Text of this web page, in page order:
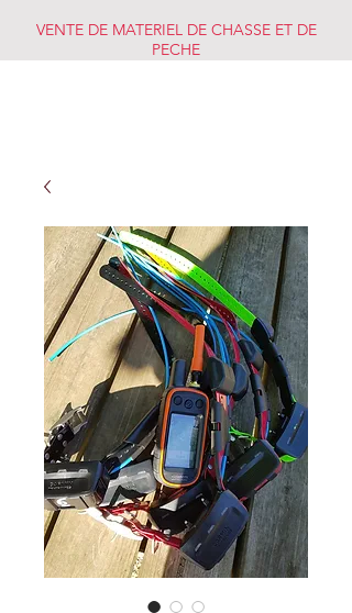
VENTE DE MATERIEL DE CHASSE ET DE
PECHE